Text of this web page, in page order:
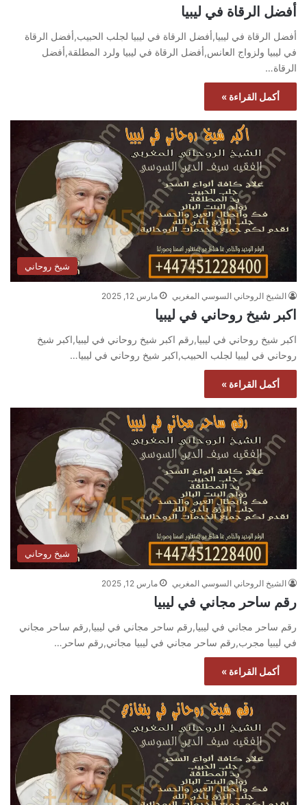
أفضل الرقاة في ليبيا
أفضل الرقاة في ليبيا,أفضل الرقاة في ليبيا لجلب الحبيب,أفضل الرقاة
في ليبيا ولزواج العانس,أفضل الرقاة في ليبيا ولرد المطلقة,أفضل
الرقاة…
أكمل القراءة »
شيخ روحاني
الشيخ الروحاني السوسي المغربي مارس 12, 2025
اكبر شيخ روحاني في ليبيا
اكبر شيخ روحاني في ليبيا,رقم اكبر شيخ روحاني في ليبيا,اكبر شيخ
روحاني في ليبيا لجلب الحبيب,اكبر شيخ روحاني في ليبيا…
أكمل القراءة »
شيخ روحاني
الشيخ الروحاني السوسي المغربي مارس 12, 2025
رقم ساحر مجاني في ليبيا
رقم ساحر مجاني في ليبيا,رقم ساحر مجاني في ليبيا,رقم ساحر مجاني
في ليبيا مجرب,رقم ساحر مجاني في ليبيا مجاني,رقم ساحر…
أكمل القراءة »